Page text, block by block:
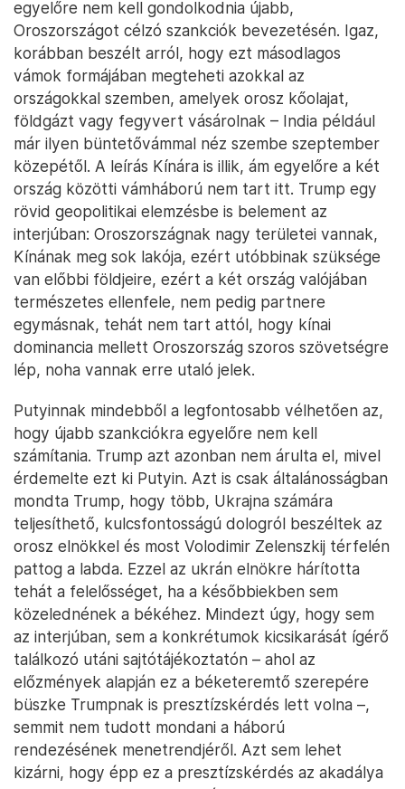
egyelőre nem kell gondolkodnia újabb,
Oroszországot célzó szankciók bevezetésén. Igaz,
korábban beszélt arról, hogy ezt másodlagos
vámok formájában megteheti azokkal az
országokkal szemben, amelyek orosz kőolajat,
földgázt vagy fegyvert vásárolnak – India például
már ilyen büntetővámmal néz szembe szeptember
közepétől. A leírás Kínára is illik, ám egyelőre a két
ország közötti vámháború nem tart itt. Trump egy
rövid geopolitikai elemzésbe is belement az
interjúban: Oroszországnak nagy területei vannak,
Kínának meg sok lakója, ezért utóbbinak szüksége
van előbbi földjeire, ezért a két ország valójában
természetes ellenfele, nem pedig partnere
egymásnak, tehát nem tart attól, hogy kínai
dominancia mellett Oroszország szoros szövetségre
lép, noha vannak erre utaló jelek.
Putyinnak mindebből a legfontosabb vélhetően az,
hogy újabb szankciókra egyelőre nem kell
számítania. Trump azt azonban nem árulta el, mivel
érdemelte ezt ki Putyin. Azt is csak általánosságban
mondta Trump, hogy több, Ukrajna számára
teljesíthető, kulcsfontosságú dologról beszéltek az
orosz elnökkel és most Volodimir Zelenszkij térfelén
pattog a labda. Ezzel az ukrán elnökre hárította
tehát a felelősséget, ha a későbbiekben sem
közelednének a békéhez. Mindezt úgy, hogy sem
az interjúban, sem a konkrétumok kicsikarását ígérő
találkozó utáni sajtótájékoztatón – ahol az
előzmények alapján ez a béketeremtő szerepére
büszke Trumpnak is presztízskérdés lett volna –,
semmit nem tudott mondani a háború
rendezésének menetrendjéről. Azt sem lehet
kizárni, hogy épp ez a presztízskérdés az akadálya